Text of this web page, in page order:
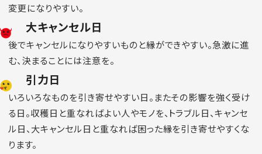
変更になりやすい。
大キャンセル日
後でキャンセルになりやすいものと縁ができやすい。急激に進
む、決まることには注意を。
引力日
いろいろなものを引き寄せやすい日。またその影響を強く受け
る日。収穫日と重なればよい人やモノを、トラブル日、キャンセ
ル日、大キャンセル日と重なれば困った縁を引き寄せやすくな
ります。